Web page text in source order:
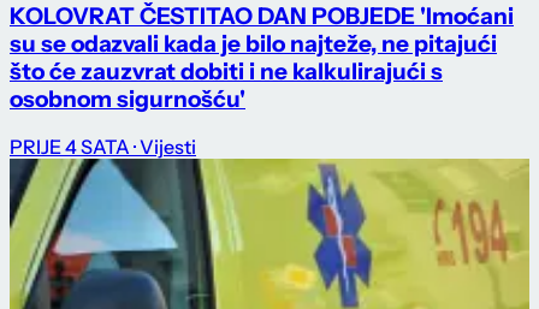
KOLOVRAT ČESTITAO DAN POBJEDE 'Imoćani
su se odazvali kada je bilo najteže, ne pitajući
što će zauzvrat dobiti i ne kalkulirajući s
osobnom sigurnošću'
PRIJE 4 SATA · Vijesti